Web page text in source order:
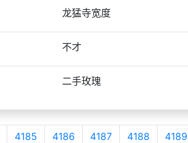
龙猛寺宽度
不才
二手玫瑰
4185 4186 4187 4188 4189